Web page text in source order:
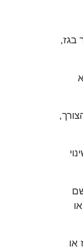
בגז,
או